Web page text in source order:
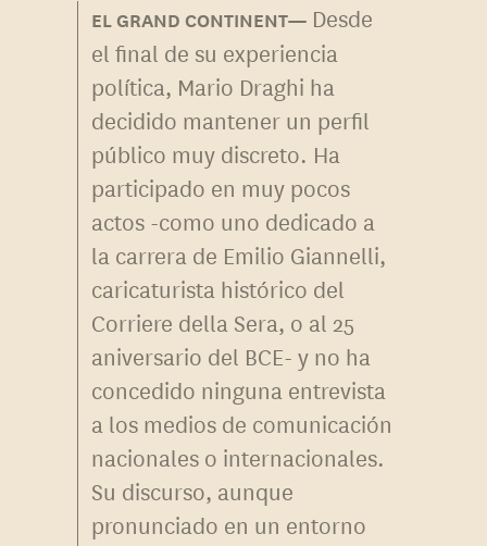
Desde
el final de su experiencia
política, Mario Draghi ha
decidido mantener un perfil
público muy discreto. Ha
participado en muy pocos
actos -como uno dedicado a
la carrera de Emilio Giannelli,
caricaturista histórico del
Corriere della Sera, o al 25
aniversario del BCE- y no ha
concedido ninguna entrevista
a los medios de comunicación
nacionales o internacionales.
Su discurso, aunque
pronunciado en un entorno